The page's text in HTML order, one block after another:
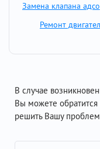
Замена клапана
Ремонт
В случае
Вы можете
решить Вашу